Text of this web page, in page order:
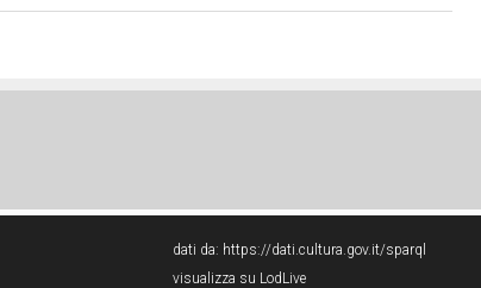
dati da: https://dati.cultura.gov.it/sparql
visualizza su LodLive